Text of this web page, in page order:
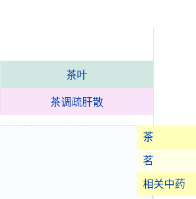
茶叶
茶调疏肝散
茶
茗
相关中药